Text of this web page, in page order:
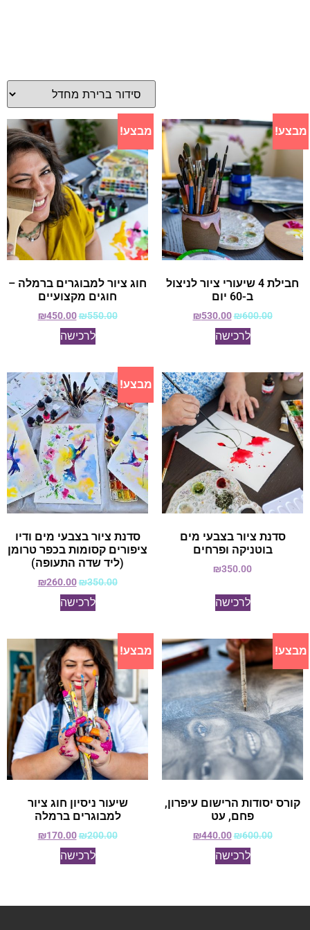
מבצע!
חבילת 4 שיעורי ציור לניצול
ב-60 יום
₪600.00
₪530.00
לרכישה
מבצע!
חוג ציור למבוגרים ברמלה –
חוגים מקצועיים
₪550.00
₪450.00
לרכישה
סדנת ציור בצבעי מים
בוטניקה ופרחים
₪350.00
לרכישה
מבצע!
סדנת ציור בצבעי מים ודיו
ציפורים קסומות בכפר טרומן
(ליד שדה התעופה)
₪350.00
₪260.00
לרכישה
מבצע!
קורס יסודות הרישום עיפרון,
פחם, עט
₪600.00
₪440.00
לרכישה
מבצע!
שיעור ניסיון חוג ציור
למבוגרים ברמלה
₪200.00
₪170.00
לרכישה